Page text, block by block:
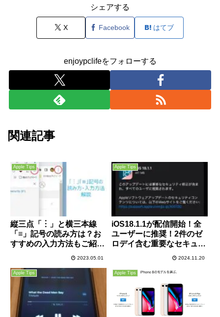
シェアする
X Facebook はてブ
enjoypclifeをフォローする
関連記事
Apple Tips
縦三点「︙」と横三本線
「≡」記号の読み方は？お
すすめの入力方法もご紹
2023.05.01
Apple Tips
iOS18.1.1が配信開始！全
ユーザーに推奨！2件のゼ
ロデイ含む重要なセキュリ
2024.11.20
Apple Tips Apple Tips